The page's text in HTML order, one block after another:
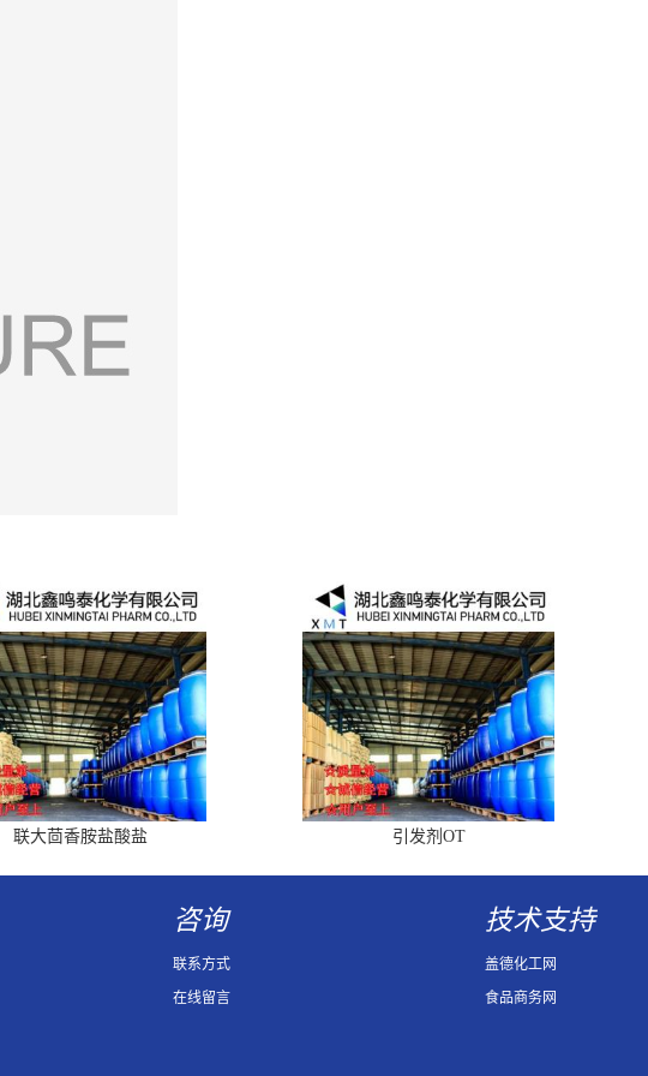
联大茴香胺盐酸盐 引发剂OT
咨询
联系方式
在线留言
技术支持
盖德化工网
食品商务网